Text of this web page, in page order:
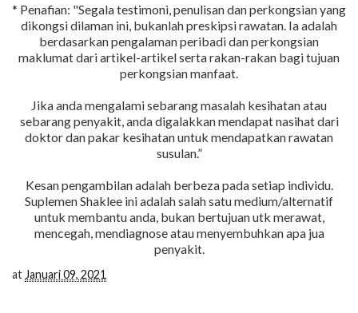
* Penafian: "Segala testimoni, penulisan dan perkongsian yang
dikongsi dilaman ini, bukanlah preskipsi rawatan. Ia adalah
berdasarkan pengalaman peribadi dan perkongsian
maklumat dari artikel-artikel serta rakan-rakan bagi tujuan
perkongsian manfaat.
Jika anda mengalami sebarang masalah kesihatan atau
sebarang penyakit, anda digalakkan mendapat nasihat dari
doktor dan pakar kesihatan untuk mendapatkan rawatan
susulan.”
Kesan pengambilan adalah berbeza pada setiap individu.
Suplemen Shaklee ini adalah salah satu medium/alternatif
untuk membantu anda, bukan bertujuan utk merawat,
mencegah, mendiagnose atau menyembuhkan apa jua
penyakit.
at Januari 09, 2021